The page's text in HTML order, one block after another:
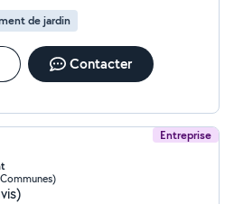
de jardin
Contacter
Entreprise